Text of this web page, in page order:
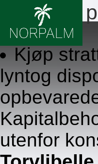
Strattera
8.8.2026
Kjøp
lyntog
utenfor